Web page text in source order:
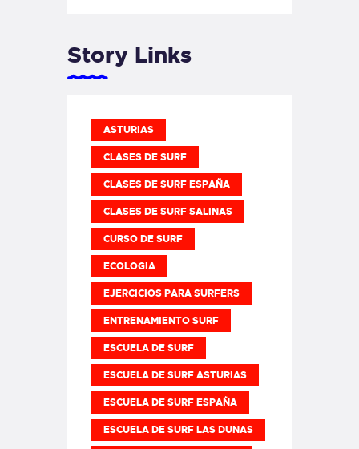
Story Links
ASTURIAS
CLASES DE SURF
CLASES DE SURF ESPAÑA
CLASES DE SURF SALINAS
CURSO DE SURF
ECOLOGIA
EJERCICIOS PARA SURFERS
ENTRENAMIENTO SURF
ESCUELA DE SURF
ESCUELA DE SURF ASTURIAS
ESCUELA DE SURF ESPAÑA
ESCUELA DE SURF LAS DUNAS